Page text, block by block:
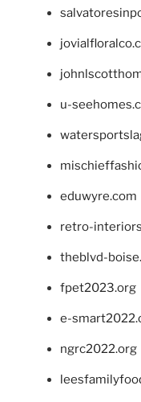
u-
eduwyre.com
retro-
theblvd-
fpet2023.org
e-
ngrc2022.org